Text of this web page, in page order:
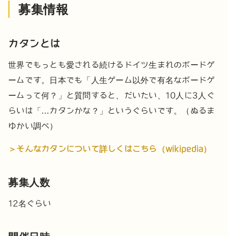
募集情報
カタンとは
世界でもっとも愛される続けるドイツ生まれのボードゲ
ームです。
日本でも「人生ゲーム以外で有名なボードゲ
ームって何？」と質問すると、 だいたい、10人に3人ぐ
らいは「…カタンかな？」というぐらいです。（ぬるま
ゆかい調べ）
＞そんなカタンについて詳しくはこちら（wikipedia）
募集人数
12名ぐらい